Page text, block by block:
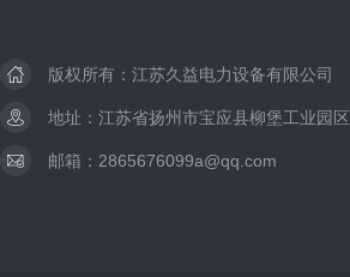
版权所有：江苏久益电力设备有限公司
地址：江苏省扬州市宝应县柳堡工业园区
邮箱：2865676099a@qq.com